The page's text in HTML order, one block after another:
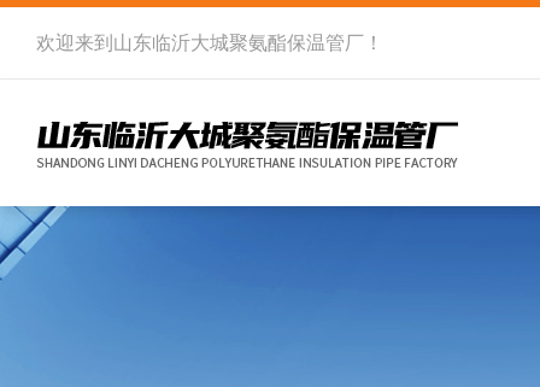
欢迎来到 山东临沂大城聚氨酯保温管厂 ！